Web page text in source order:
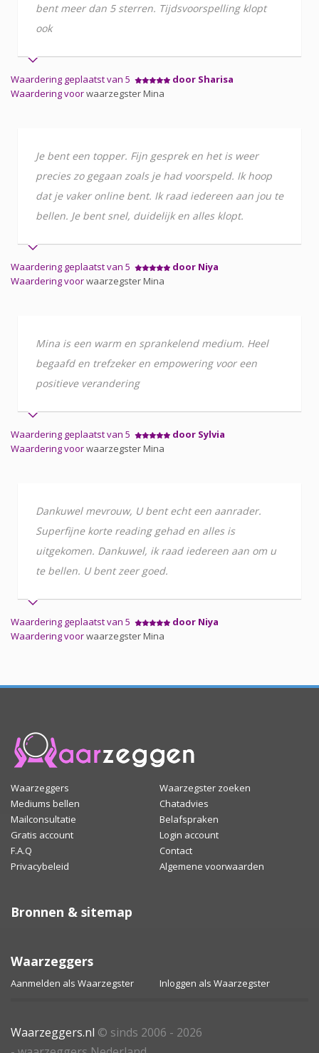
bent meer dan 5 sterren. Tijdsvoorspelling klopt
ook
Waardering geplaatst van 5
door Sharisa
Waardering voorwaarzegster Mina
Je bent een topper. Fijn gesprek en het is weer
precies zo gegaan zoals je had voorspeld. Ik hoop
dat je vaker online bent. Ik raad iedereen aan jou te
bellen. Je bent snel, duidelijk en alles klopt.
Waardering geplaatst van 5
door Niya
Waardering voorwaarzegster Mina
Mina is een warm en sprankelend medium. Heel
begaafd en trefzeker en empowering voor een
positieve verandering
Waardering geplaatst van 5
door Sylvia
Waardering voorwaarzegster Mina
Dankuwel mevrouw, U bent echt een aanrader.
Superfijne korte reading gehad en alles is
uitgekomen. Dankuwel, ik raad iedereen aan om u
te bellen. U bent zeer goed.
Waardering geplaatst van 5
door Niya
Waardering voorwaarzegster Mina
Waarzeggers
Waarzegster zoeken
Mediums bellen
Chatadvies
Mailconsultatie
Belafspraken
Gratis account
Login account
F.A.Q
Contact
Privacybeleid
Algemene voorwaarden
Bronnen & sitemap
Waarzeggers
Aanmelden als Waarzegster Inloggen als Waarzegster
Waarzeggers.nl © sinds 2006 - 2026